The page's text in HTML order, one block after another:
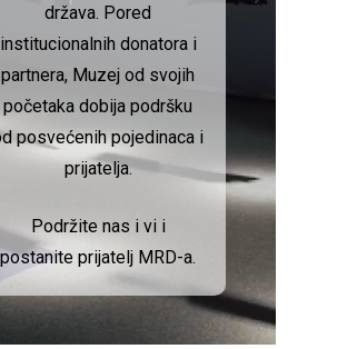
država. Pored
institucionalnih donatora i
partnera, Muzej od svojih
početaka dobija podršku
posvećenih pojedinaca i
prijatelja.
Podržite nas i vi i
postanite prijatelj MRD-a.